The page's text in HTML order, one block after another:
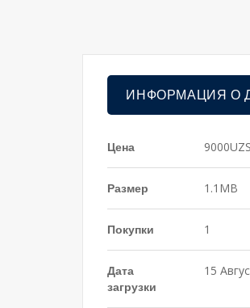
ИНФОРМАЦИЯ О
Цена 9000UZS
Размер 1.1MB
Покупки 1
Дата
загрузки
15